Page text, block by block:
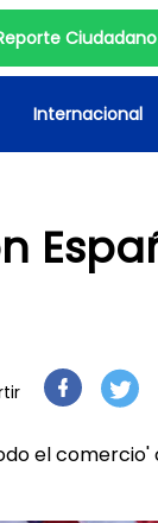
Ciudadano
Internacional
el comercio'